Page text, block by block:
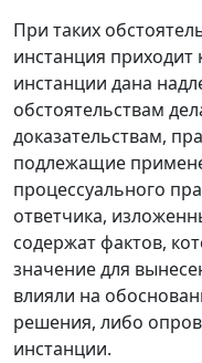
При таких
инстанция приходит
инстанции дана
обстоятельствам
доказательствам,
подлежащие
процессуального
ответчика,
содержат фактов,
значение для
влияли на
решения, либо
инстанции.